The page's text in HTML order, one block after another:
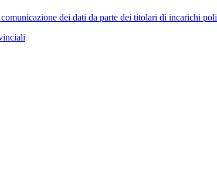
dei dati da parte dei titolari di incarichi